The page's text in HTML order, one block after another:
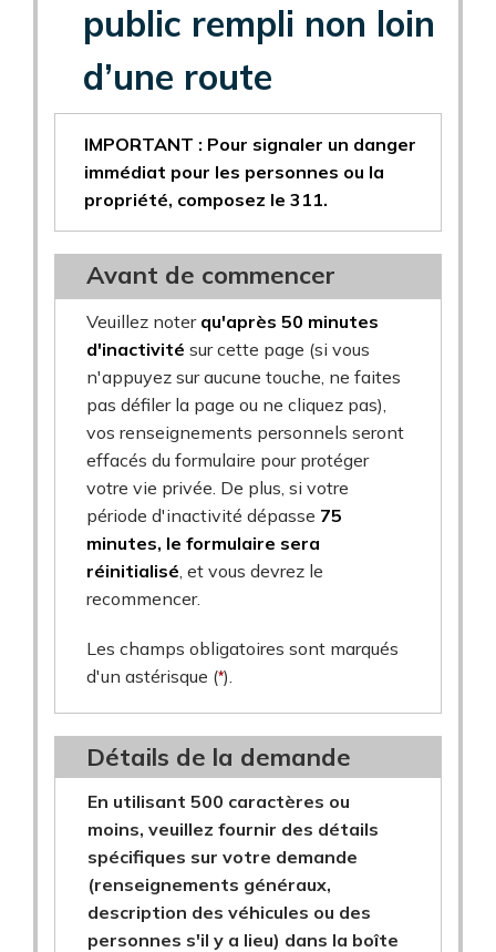
public rempli non loin
d’une route
IMPORTANT : Pour signaler un danger
immédiat pour les personnes ou la
propriété, composez le 311.
Avant de commencer
Veuillez noter qu'après 50 minutes
d'inactivité sur cette page (si vous
n'appuyez sur aucune touche, ne faites
pas défiler la page ou ne cliquez pas),
vos renseignements personnels seront
effacés du formulaire pour protéger
votre vie privée. De plus, si votre
période d'inactivité dépasse 75
minutes, le formulaire sera
réinitialisé, et vous devrez le
recommencer.
Les champs obligatoires sont marqués
d'un astérisque (*).
Détails de la demande
En utilisant 500 caractères ou
moins, veuillez fournir des détails
spécifiques sur votre demande
(renseignements généraux,
description des véhicules ou des
personnes s'il y a lieu) dans la boîte